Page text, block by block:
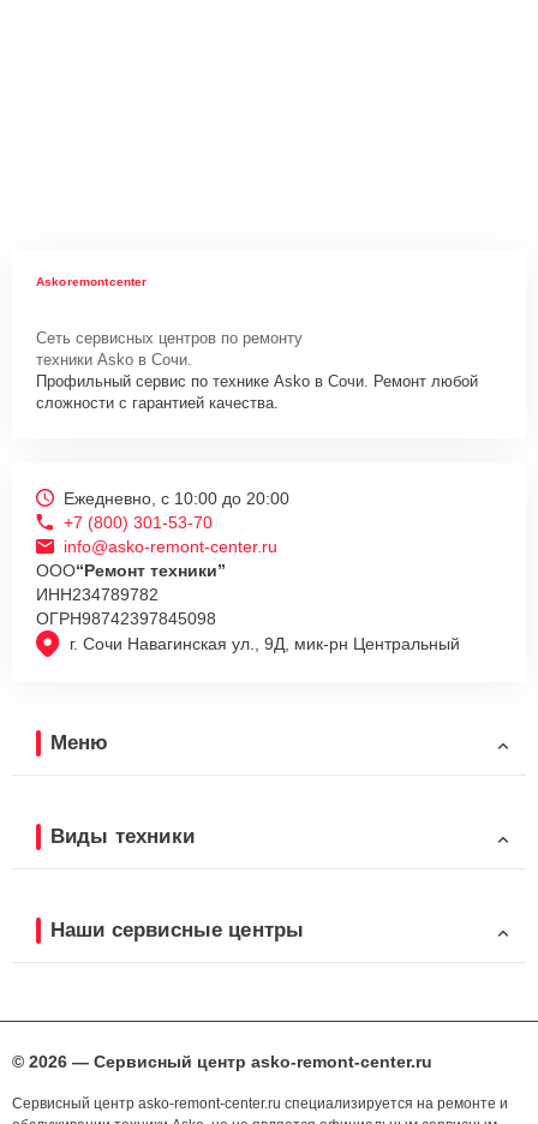
Askoremontcenter
Сеть сервисных центров по ремонту
техники Asko в Сочи.
Профильный сервис по технике Asko в Сочи. Ремонт любой
сложности с гарантией качества.
г. Сочи Навагинская ул., 9Д, мик-рн Центральный
Ежедневно, с 10:00 до 20:00
+7 (800) 301-53-70
info@asko-remont-center.ru
ООО“Ремонт техники”
ИНН234789782
ОГРН98742397845098
Меню
Виды техники
Наши сервисные центры
© 2026 — Сервисный центр asko-remont-center.ru
Сервисный центр asko-remont-center.ru специализируется на ремонте и